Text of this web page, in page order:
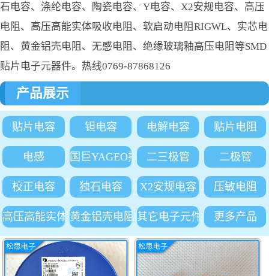
石电容、涤纶电容、陶瓷电容、Y电容、X2安规电容、高压
电阻、高压高能实体吸收电阻、软启动电阻RIGWL、实芯电
阻、黄金铝壳电阻、无感电阻、绝缘玻璃釉高压电阻等SMD
贴片电子元器件。热线0769-87868126
产品展示
贴片电容 钽电容 电解电容 贴片电阻
电感 国巨YAGEO插件电阻
二三极管 二极管
校正电容 独石电容 X2安规电容 压敏电阻
高压高能实体吸收电阻
黄金铝壳电阻 其它电子元件 更多产品